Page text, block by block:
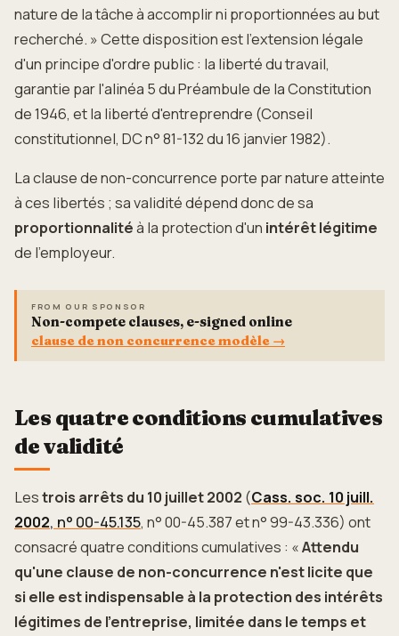
nature de la tâche à accomplir ni proportionnées au but
recherché. » Cette disposition est l'extension légale
d'un principe d'ordre public : la liberté du travail,
garantie par l'alinéa 5 du Préambule de la Constitution
de 1946, et la liberté d'entreprendre (Conseil
constitutionnel, DC n° 81-132 du 16 janvier 1982).
La clause de non-concurrence porte par nature atteinte
à ces libertés ; sa validité dépend donc de sa
proportionnalitéà la protection d'un intérêt légitime
de l'employeur.
FROM OUR SPONSOR
Non-compete clauses, e-signed online
clause de non concurrence modèle →
Les quatre conditions cumulatives
de validité
Lestrois arrêts du 10 juillet 2002 (Cass. soc. 10 juill.
2002, n° 00-45.135, n° 00-45.387 et n° 99-43.336) ont
consacré quatre conditions cumulatives : «Attendu
qu'une clause de non-concurrence n'est licite que
si elle est indispensable à la protection des intérêts
légitimes de l'entreprise, limitée dans le temps et